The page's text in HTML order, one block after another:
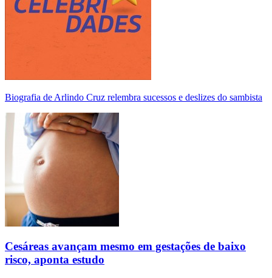
Biografia de Arlindo Cruz relembra sucessos e deslizes do sambista
Cesáreas avançam mesmo em gestações de baixo
risco, aponta estudo